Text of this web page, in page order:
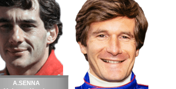
A.SENNA